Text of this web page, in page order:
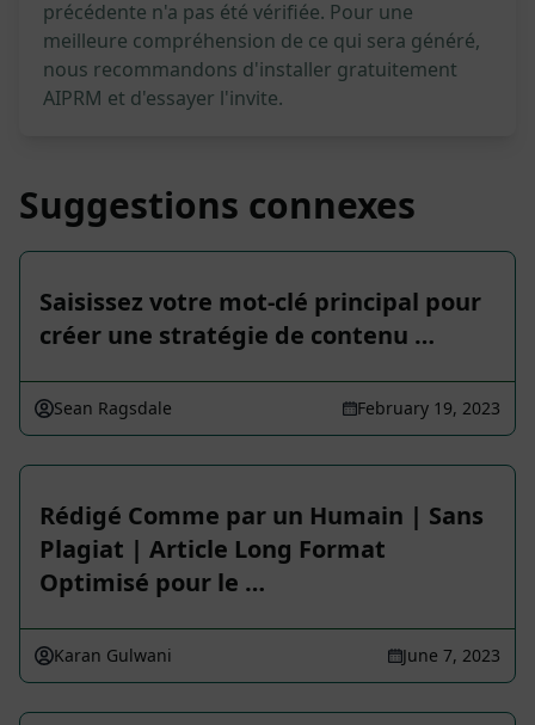
précédente n'a pas été vérifiée. Pour une
meilleure compréhension de ce qui sera généré,
nous recommandons d'installer gratuitement
AIPRM et d'essayer l'invite.
Suggestions connexes
Saisissez votre mot-clé principal pour
créer une stratégie de contenu …
Sean Ragsdale February 19, 2023
Rédigé Comme par un Humain | Sans
Plagiat | Article Long Format
Optimisé pour le …
Karan Gulwani June 7, 2023